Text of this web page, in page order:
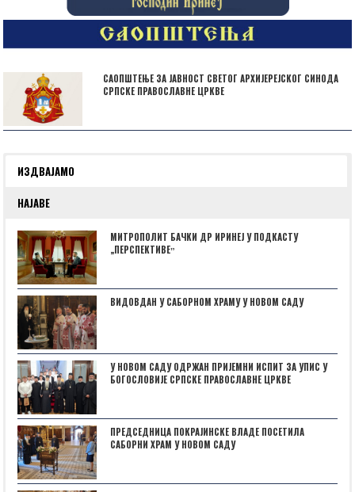
САОПШТЕЊЕ ЗА ЈАВНОСТ СВЕТОГ АРХИЈЕРЕЈСКОГ СИНОДА
СРПСКЕ ПРАВОСЛАВНЕ ЦРКВЕ
ИЗДВАЈАМО
НАЈАВЕ
МИТРОПОЛИТ БАЧКИ ДР ИРИНЕЈ У ПОДКАСТУ
„ПЕРСПЕКТИВЕˮ
ВИДОВДАН У САБОРНОМ ХРАМУ У НОВОМ САДУ
У НОВОМ САДУ ОДРЖАН ПРИЈЕМНИ ИСПИТ ЗА УПИС У
БОГОСЛОВИЈЕ СРПСКЕ ПРАВОСЛАВНЕ ЦРКВЕ
ПРЕДСЕДНИЦА ПОКРАЈИНСКЕ ВЛАДЕ ПОСЕТИЛА
САБОРНИ ХРАМ У НОВОМ САДУ